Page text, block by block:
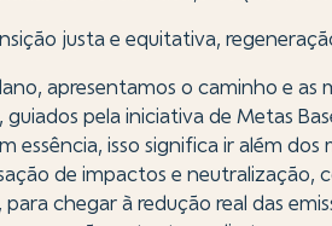
justa e equitativa,
apresentamos o caminho e as
guiados pela iniciativa de Metas
essência, isso significa ir além dos
de impactos e neutralização,
chegar à redução real das